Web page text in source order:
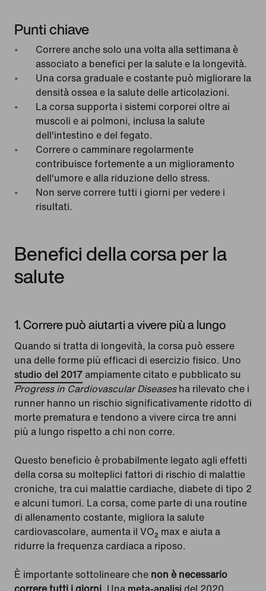
Punti chiave
Correre anche solo una volta alla settimana è
associato a benefici per la salute e la longevità.
Una corsa graduale e costante può migliorare la
densità ossea e la salute delle articolazioni.
La corsa supporta i sistemi corporei oltre ai
muscoli e ai polmoni, inclusa la salute
dell'intestino e del fegato.
Correre o camminare regolarmente
contribuisce fortemente a un miglioramento
dell'umore e alla riduzione dello stress.
Non serve correre tutti i giorni per vedere i
risultati.
Benefici della corsa per la
salute
1. Correre può aiutarti a vivere più a lungo
Quando si tratta di longevità, la corsa può essere
una delle forme più efficaci di esercizio fisico. Uno
studio del 2017 ampiamente citato e pubblicato su
Progress in Cardiovascular Diseasesha rilevato che i
runner hanno un rischio significativamente ridotto di
morte prematura e tendono a vivere circa tre anni
più a lungo rispetto a chi non corre.
Questo beneficio è probabilmente legato agli effetti
della corsa su molteplici fattori di rischio di malattie
croniche, tra cui malattie cardiache, diabete di tipo 2
e alcuni tumori. La corsa, come parte di una routine
di allenamento costante, migliora la salute
cardiovascolare, aumenta il VO₂ max e aiuta a
ridurre la frequenza cardiaca a riposo.
È importante sottolineare che non è necessario